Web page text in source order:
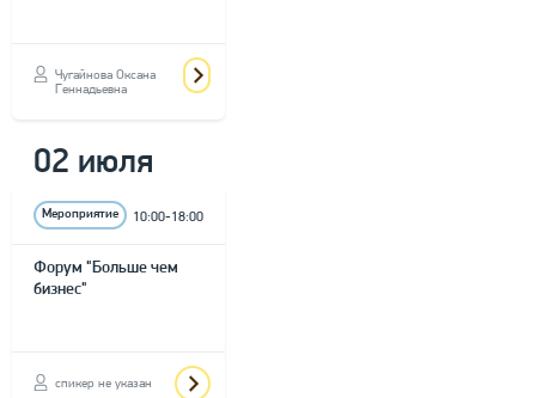
Чугайнова Оксана
Геннадьевна
02 июля
Мероприятие 10:00-18:00
Форум "Больше чем
бизнес"
спикер не указан